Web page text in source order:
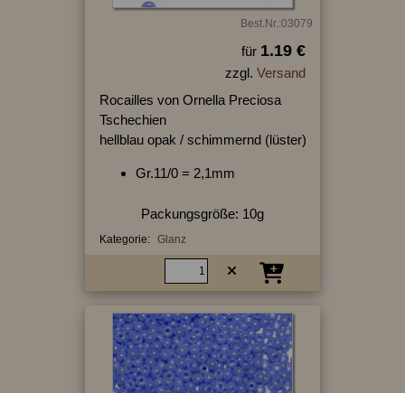
Best.Nr.:03079
für 1.19 €
zzgl. Versand
Rocailles von Ornella Preciosa
Tschechien
hellblau opak / schimmernd (lüster)
Gr.11/0 = 2,1mm
Packungsgröße: 10g
Kategorie: Glanz